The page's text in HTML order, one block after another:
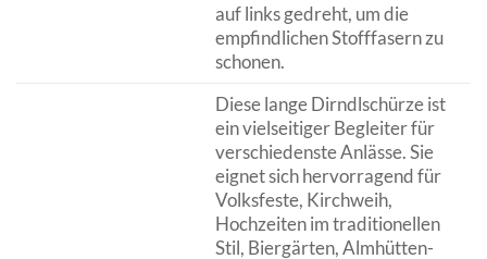
auf links gedreht, um die
empfindlichen Stofffasern zu
schonen.
Diese lange Dirndlschürze ist
ein vielseitiger Begleiter für
verschiedenste Anlässe. Sie
eignet sich hervorragend für
Volksfeste, Kirchweih,
Hochzeiten im traditionellen
Stil, Biergärten, Almhütten-